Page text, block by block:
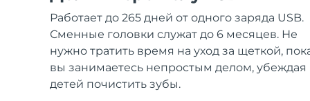
Работает до 265 дней от одного заряда USB.
Сменные головки служат до 6 месяцев. Не
нужно тратить время на уход за щеткой,
вы занимаетесь непростым делом, убеждая
детей почистить зубы.
ПОДРОБНЕЕ